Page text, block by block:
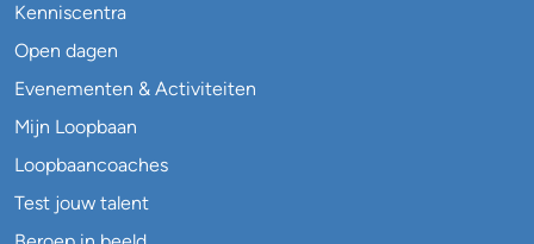
Kenniscentra
Open dagen
Evenementen & Activiteiten
Mijn Loopbaan
Loopbaancoaches
Test jouw talent